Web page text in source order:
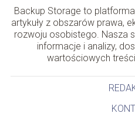
Backup Storage to
artykuły z obszarów prawa,
rozwoju osobistego. Nasza
informacje i analizy,
wartościowych